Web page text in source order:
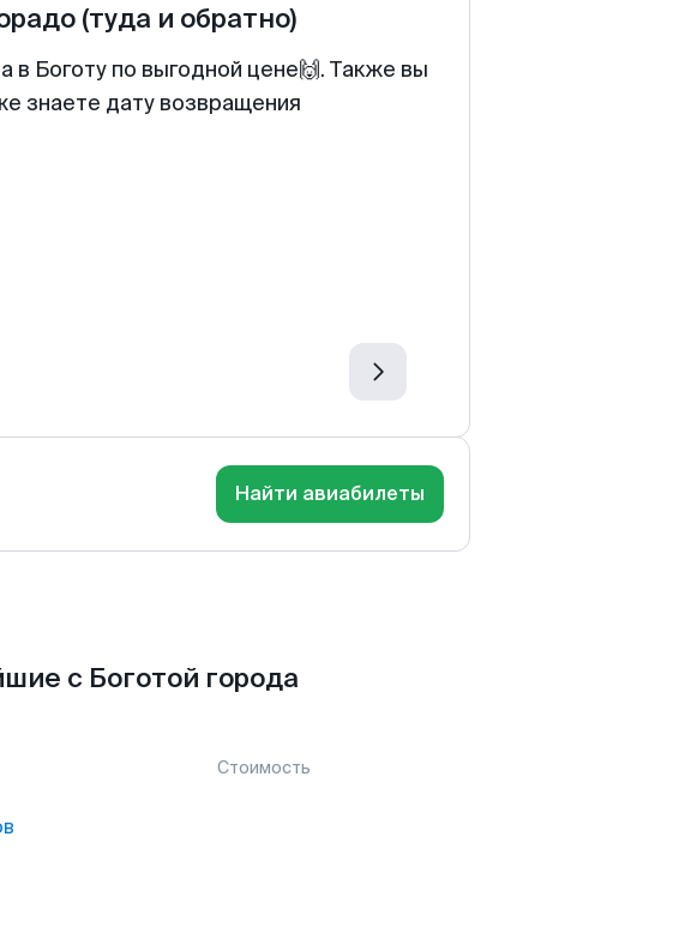
(туда и обратно)
Боготу по выгодной цене🙌. Также вы
знаете дату возвращения
Найти авиабилеты
с Боготой города
Стоимость